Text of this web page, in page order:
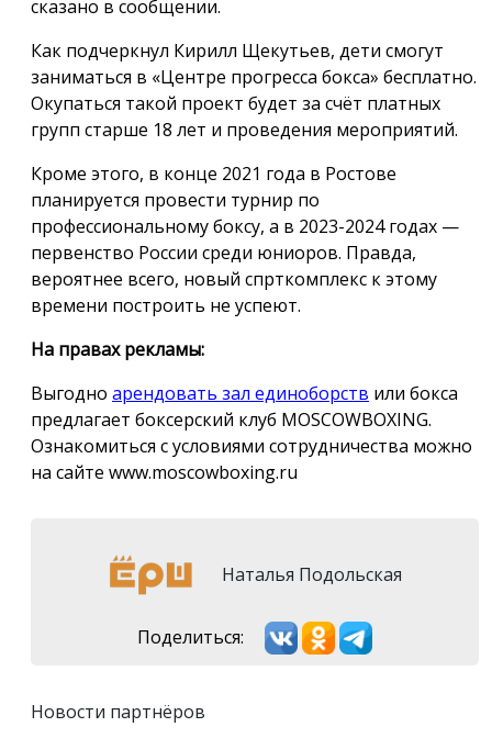
сказано в сообщении.
Как подчеркнул Кирилл Щекутьев, дети смогут
заниматься в «Центре прогресса бокса» бесплатно.
Окупаться такой проект будет за счёт платных
групп старше 18 лет и проведения мероприятий.
Кроме этого, в конце 2021 года в Ростове
планируется провести турнир по
профессиональному боксу, а в 2023-2024 годах —
первенство России среди юниоров. Правда,
вероятнее всего, новый спрткомплекс к этому
времени построить не успеют.
На правах рекламы:
Выгодно арендовать зал единоборств или бокса
предлагает боксерский клуб MOSCOWBOXING.
Ознакомиться с условиями сотрудничества можно
на сайте www.moscowboxing.ru
Наталья Подольская
Поделиться:
Новости партнёров